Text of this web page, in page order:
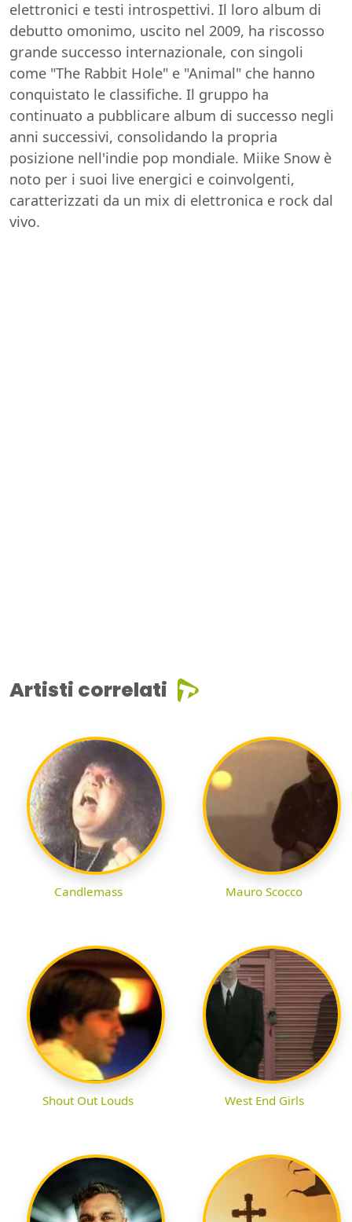
elettronici e testi introspettivi. Il loro album di
debutto omonimo, uscito nel 2009, ha riscosso
grande successo internazionale, con singoli
come "The Rabbit Hole" e "Animal" che hanno
conquistato le classifiche. Il gruppo ha
continuato a pubblicare album di successo negli
anni successivi, consolidando la propria
posizione nell'indie pop mondiale. Miike Snow è
noto per i suoi live energici e coinvolgenti,
caratterizzati da un mix di elettronica e rock dal
vivo.
Artisti correlati
Candlemass Mauro Scocco
Shout Out Louds West End Girls